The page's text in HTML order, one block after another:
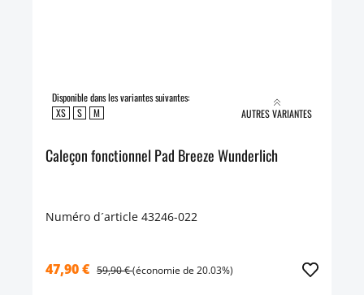
Disponible dans les variantes suivantes:
XS
S M AUTRES VARIANTES
Caleçon fonctionnel Pad Breeze Wunderlich
Numéro d´article 43246-022
47,90 € 59,90 €(économie de 20.03%)